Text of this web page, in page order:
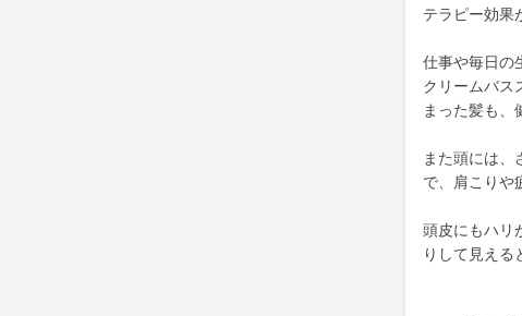
テラピー効果
仕事や毎日の
クリームバス
まった髪も、
また頭には、
で、肩こりや
頭皮にもハリ
りして見える